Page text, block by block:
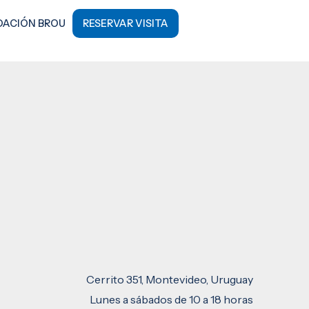
BROU RESERVAR VISITA
Cerrito 351, Montevideo, Uruguay
Lunes a sábados de 10 a 18 horas